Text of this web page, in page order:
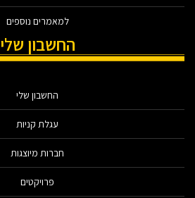
למאמרים נוספים
החשבון שלי
החשבון שלי
עגלת קניות
חברות מיוצגות
פרויקטים